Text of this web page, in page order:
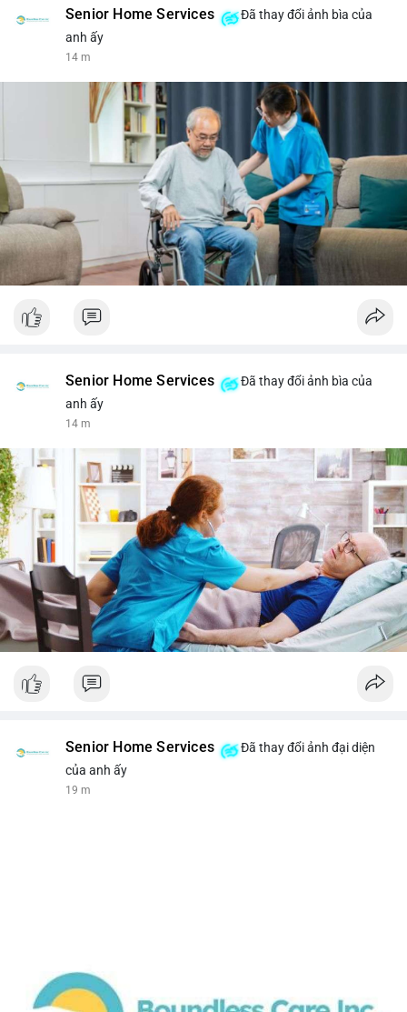
Senior Home Services
Đã thay đổi ảnh bìa của
anh ấy
14 m
Senior Home Services
Đã thay đổi ảnh bìa của
anh ấy
14 m
Senior Home Services
Đã thay đổi ảnh đại diện
của anh ấy
19 m